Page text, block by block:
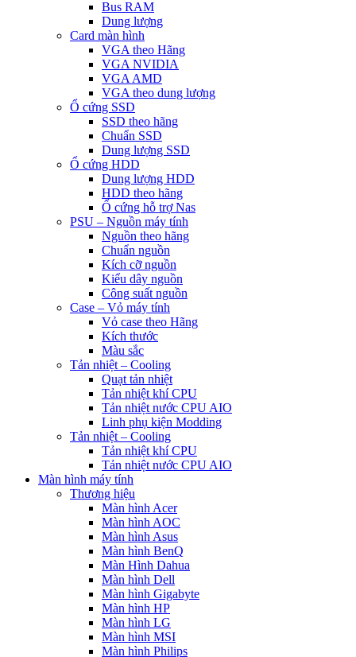
Bus RAM
Dung lượng
Card màn hình
VGA theo Hãng
VGA NVIDIA
VGA AMD
VGA theo dung lượng
Ổ cứng SSD
SSD theo hãng
Chuẩn SSD
Dung lượng SSD
Ổ cứng HDD
Dung lượng HDD
HDD theo hãng
Ổ cứng hỗ trợ Nas
PSU – Nguồn máy tính
Nguồn theo hãng
Chuẩn nguồn
Kích cỡ nguồn
Kiểu dây nguồn
Công suất nguồn
Case – Vỏ máy tính
Vỏ case theo Hãng
Kích thước
Màu sắc
Tản nhiệt – Cooling
Quạt tản nhiệt
Tản nhiệt khí CPU
Tản nhiệt nước CPU AIO
Linh phụ kiện Modding
Tản nhiệt – Cooling
Tản nhiệt khí CPU
Tản nhiệt nước CPU AIO
Màn hình máy tính
Thương hiệu
Màn hình Acer
Màn hình AOC
Màn hình Asus
Màn hình BenQ
Màn Hình Dahua
Màn hình Dell
Màn hình Gigabyte
Màn hình HP
Màn hình LG
Màn hình MSI
Màn hình Philips